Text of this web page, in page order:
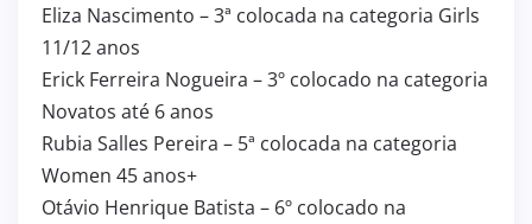
Eliza Nascimento – 3ª colocada na categoria Girls
11/12 anos
Erick Ferreira Nogueira – 3º colocado na categoria
Novatos até 6 anos
Rubia Salles Pereira – 5ª colocada na categoria
Women 45 anos+
Otávio Henrique Batista – 6º colocado na